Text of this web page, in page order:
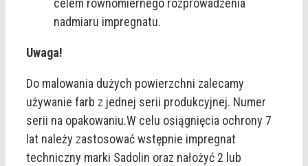
celem równomiernego rozprowadzenia
nadmiaru impregnatu.
Uwaga!
Do malowania dużych powierzchni zalecamy
używanie farb z jednej serii produkcyjnej. Numer
serii na opakowaniu.W celu osiągnięcia ochrony 7
lat należy zastosować wstępnie impregnat
techniczny marki Sadolin oraz nałożyć 2 lub